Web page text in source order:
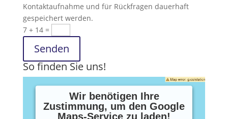
Kontaktaufnahme und für Rückfragen dauerhaft
gespeichert werden.
7 + 14=
Senden
So finden Sie uns!
Wir benötigen Ihre
Zustimmung, um den Google
Maps-Service zu laden!